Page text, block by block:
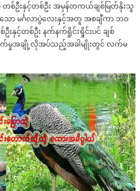
တစ်ဦးနှင့်တစ်ဦး အမှန်တကယ်ချစ်မြတ်နိုးသူ
မင်္ဂလာပွဲလေးနှင့်အတူ အစချီကာ ဘဝ
နှင့်တစ်ဦး နက်နက်ရှိုင်းရှိုင်းပင် ချစ်
က်မှုအချို့လိုအပ်သည့်အခါမျိုးတွင် လက်မ